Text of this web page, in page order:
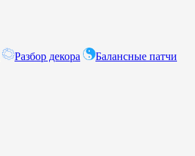
Разбор декора
Балансные патчи